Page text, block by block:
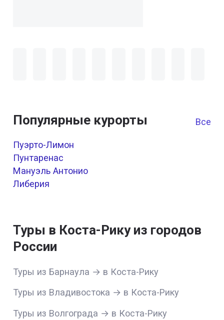
Популярные курорты Все
Пуэрто-Лимон
Пунтаренас
Мануэль Антонио
Либерия
Туры в Коста-Рику из городов
России
Туры из Барнаула → в Коста-Рику
Туры из Владивостока → в Коста-Рику
Туры из Волгограда → в Коста-Рику